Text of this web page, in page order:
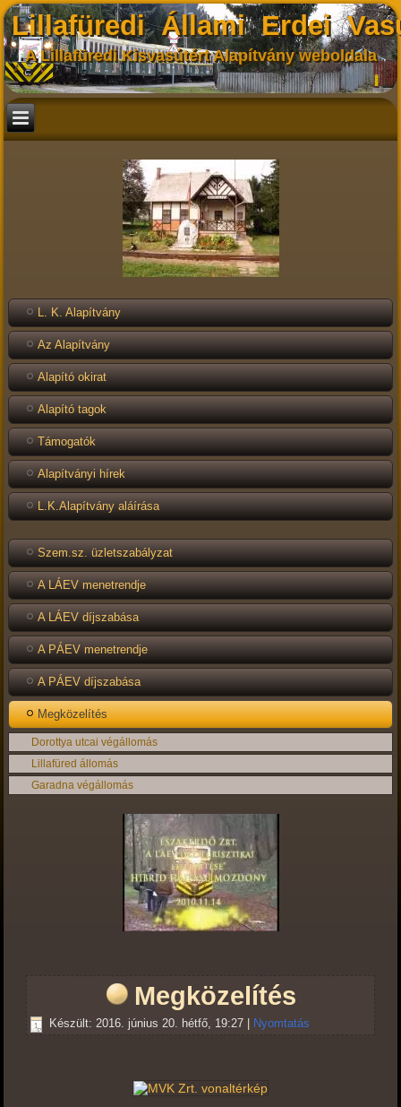
Lillafüredi Állami Erdei
A Lillafüredi Kisvasútért Alapítvány weboldala
L. K. Alapítvány
Az Alapítvány
Alapító okirat
Alapító tagok
Támogatók
Alapítványi hírek
L.K.Alapítvány aláírása
Szem.sz. üzletszabályzat
A LÁEV menetrendje
A LÁEV díjszabása
A PÁEV menetrendje
A PÁEV díjszabása
Megközelítés
Dorottya utcai végállomás
Lillafüred állomás
Garadna végállomás
Megközelítés
Készült: 2016. június 20. hétfő, 19:27 Nyomtatás